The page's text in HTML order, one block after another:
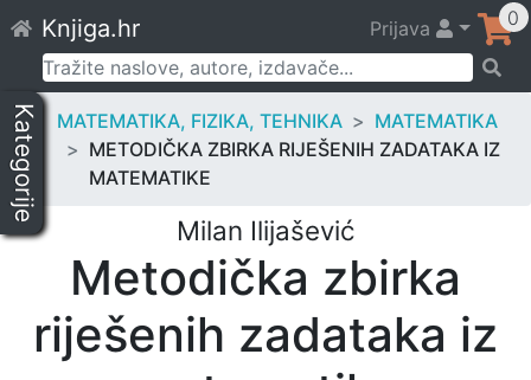
to
content
Knjiga.hr Prijava 0
Pretraži:
Kategorije MATEMATIKA, FIZIKA, TEHNIKA
MATEMATIKA
METODIČKA ZBIRKA RIJEŠENIH ZADATAKA IZ
MATEMATIKE
Milan Ilijašević
Metodička zbirka
riješenih zadataka iz